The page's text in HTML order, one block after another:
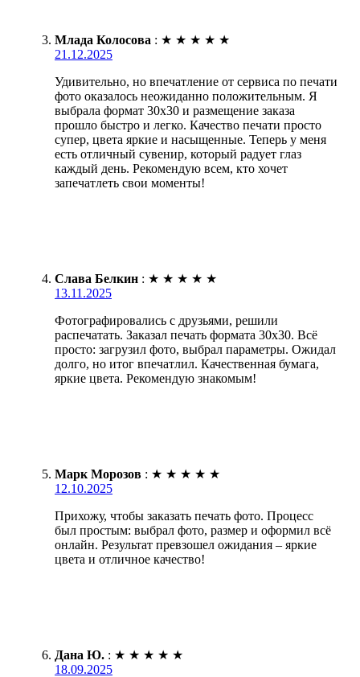
Млада Колосова : ★ ★ ★ ★ ★
21.12.2025
Удивительно, но впечатление от сервиса по печати
фото оказалось неожиданно положительным. Я
выбрала формат 30х30 и размещение заказа
прошло быстро и легко. Качество печати просто
супер, цвета яркие и насыщенные. Теперь у меня
есть отличный сувенир, который радует глаз
каждый день. Рекомендую всем, кто хочет
запечатлеть свои моменты!
Слава Белкин : ★ ★ ★ ★ ★
13.11.2025
Фотографировались с друзьями, решили
распечатать. Заказал печать формата 30х30. Всё
просто: загрузил фото, выбрал параметры. Ожидал
долго, но итог впечатлил. Качественная бумага,
яркие цвета. Рекомендую знакомым!
Марк Морозов : ★ ★ ★ ★ ★
12.10.2025
Прихожу, чтобы заказать печать фото. Процесс
был простым: выбрал фото, размер и оформил всё
онлайн. Результат превзошел ожидания – яркие
цвета и отличное качество!
Дана Ю. : ★ ★ ★ ★ ★
18.09.2025